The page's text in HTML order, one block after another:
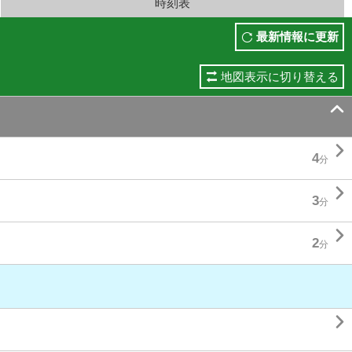
時刻表
最新情報に更新
地図表示に切り替える

4分 
3分 
2分 
